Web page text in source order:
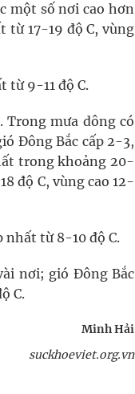
một số nơi cao hơn
từ 17-19 độ C, vùng
từ 9-11 độ C.
Trong mưa dông có
Đông Bắc cấp 2-3,
trong khoảng 20-
độ C, vùng cao 12-
nhất từ 8-10 độ C.
nơi; gió Đông Bắc
C.
Minh Hải
suckhoeviet.org.vn